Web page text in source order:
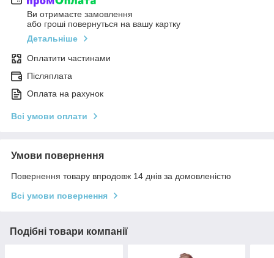
Ви отримаєте замовлення
або гроші повернуться на вашу картку
Детальніше
Оплатити частинами
Післяплата
Оплата на рахунок
Всі умови оплати
Умови повернення
Повернення товару впродовж 14 днів за домовленістю
Всі умови повернення
Подібні товари компанії